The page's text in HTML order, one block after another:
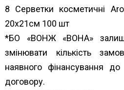
8 Серветки косметичні
20х21см 100 шт
*БО «ВОНЖ «ВОНА»
змінювати кількість
наявного фінансування
договору.